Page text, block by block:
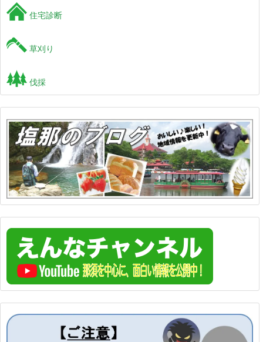
住宅診断
草刈り
伐採